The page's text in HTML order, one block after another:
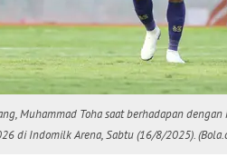
Muhammad Toha saat berhadapan
di Indomilk Arena, Sabtu (16/8/2025).